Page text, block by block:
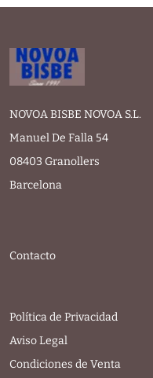
NOVOA BISBE NOVOA S.L.
Manuel De Falla 54
08403 Granollers
Barcelona
Contacto
Política de Privacidad
Aviso Legal
Condiciones de Venta